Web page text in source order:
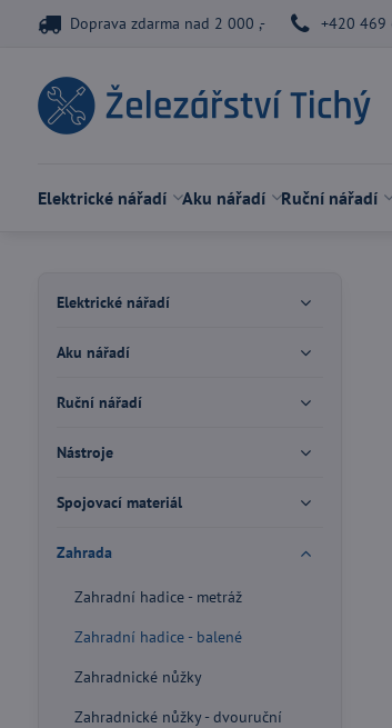
Doprava zdarma nad 2 000 ,- +420 469
Elektrické nářadí Aku nářadí Ruční nářadí
Elektrické nářadí
Aku nářadí
Ruční nářadí
Nástroje
Spojovací materiál
Zahrada
Zahradní hadice - metráž
Zahradní hadice - balené
Zahradnické nůžky
Zahradnické nůžky - dvouruční